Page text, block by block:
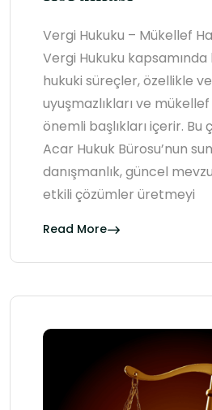
Vergi Hukuku – Mükellef
Vergi Hukuku kapsamında
hukuki süreçler, özellikle
uyuşmazlıkları ve mükellef
önemli başlıkları içerir.
Acar Hukuk Bürosu’nun
danışmanlık, güncel
etkili çözümler üretmeyi
Read More